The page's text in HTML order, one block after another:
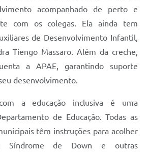
acompanhado de perto e
com os colegas. Ela ainda tem
de Desenvolvimento Infantil,
Tiengo Massaro. Além da creche,
a APAE, garantindo suporte
desenvolvimento.
a educação inclusiva é uma
de Educação. Todas as
têm instruções para acolher
Síndrome de Down e outras